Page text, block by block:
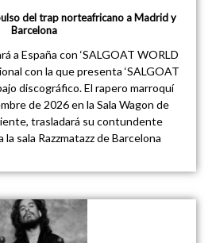
del trap norteafricano a Madrid y
Barcelona
a España con ‘SALGOAT WORLD
con la que presenta ‘SALGOAT
discográfico. El rapero marroquí
de 2026 en la Sala Wagon de
trasladará su contundente
sala Razzmatazz de Barcelona